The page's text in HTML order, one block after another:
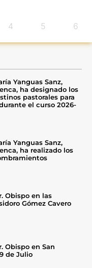
4 5 6
Yanguas Sanz,
ha designado los
pastorales para
el curso 2026-
Yanguas Sanz,
ha realizado los
Obispo en las
Gómez Cavero
Obispo en San
de Julio